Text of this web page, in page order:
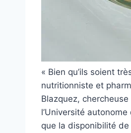
« Bien qu’ils soient
nutritionniste et
Blazquez,
l’Université
que la disponibilité de